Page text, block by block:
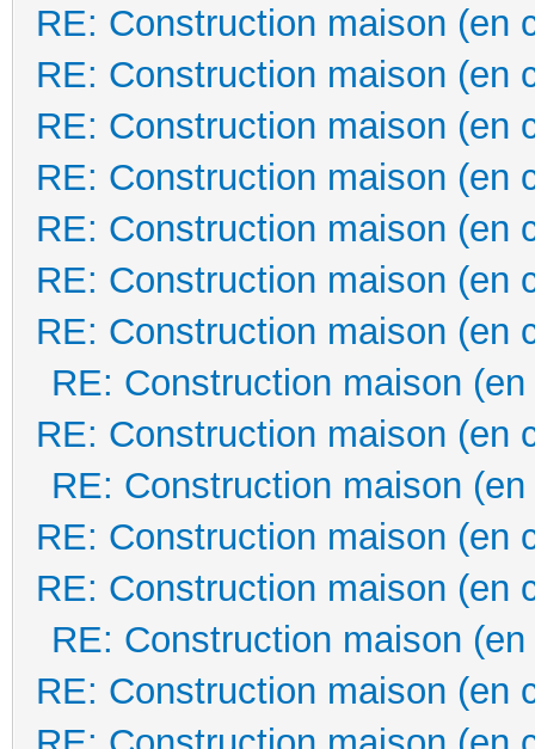
RE: Construction maison (en
RE: Construction maison (en
RE: Construction maison (en
RE: Construction maison (en
RE: Construction maison (en
RE: Construction maison (en
RE: Construction maison (en
RE: Construction maison
RE: Construction maison (en
RE: Construction maison
RE: Construction maison (en
RE: Construction maison (en
RE: Construction maison
RE: Construction maison (en